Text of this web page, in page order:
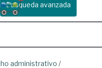
Busqueda avanzada
administrativo /